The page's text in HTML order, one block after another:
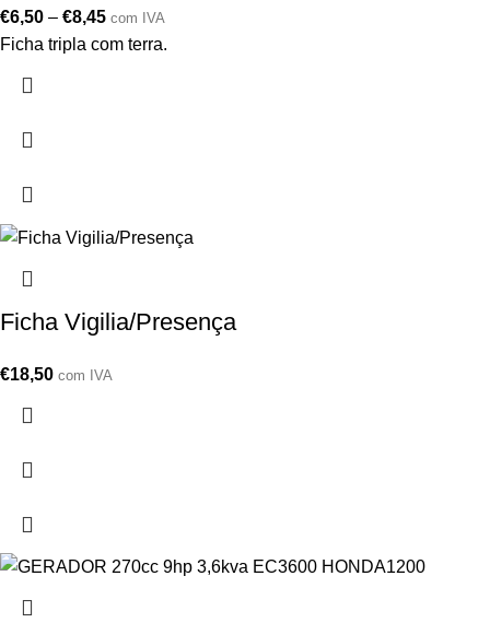
€6,50 – €8,45 com IVA
Ficha tripla com terra.
Ficha Vigilia/Presença
€18,50 com IVA